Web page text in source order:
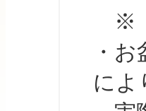
※「
・お
によ